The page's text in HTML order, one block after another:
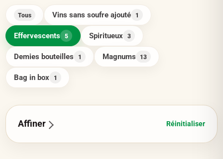
Tous Vins sans soufre ajouté 1
Effervescents 5 Spiritueux 3
Demies bouteilles 1 Magnums 13
Bag in box 1
Affiner Réinitialiser